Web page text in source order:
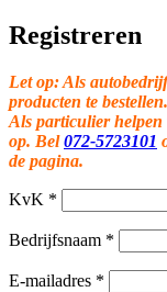
Registreren
Let op: Als
producten te bestellen.
Als particulier helpen
op. Bel072-5723101
de pagina.
KvK *
Bedrijfsnaam *
E-mailadres *